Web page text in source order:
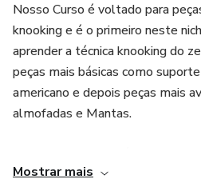
Nosso Curso é voltado para
knooking e é o primeiro neste
aprender a técnica knooking do
peças mais básicas como
americano e depois peças mais
almofadas e Mantas.
inteirinhos pra acessar as aulas
Mostrar mais